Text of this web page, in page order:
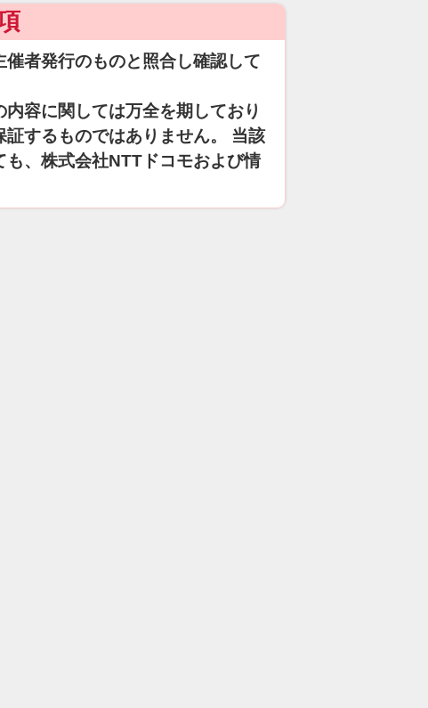
者発行のものと照合し確認して
容に関しては万全を期しており
するものではありません。 当該
、株式会社NTTドコモおよび情